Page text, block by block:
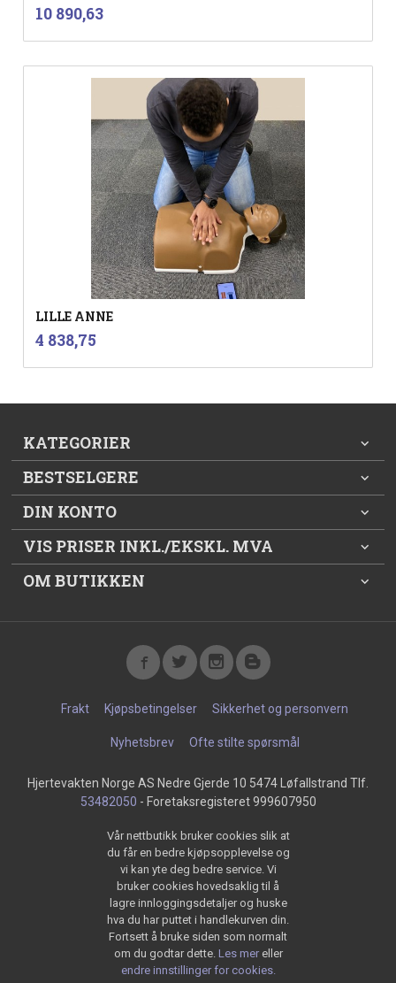
Pris
10 890,63mva.
LILLE ANNE
Pris
4 838,75
KATEGORIER
BESTSELGERE
DIN KONTO
VIS PRISER INKL./EKSKL. MVA
OM BUTIKKEN
Frakt Kjøpsbetingelser Sikkerhet og personvern
Nyhetsbrev Ofte stilte spørsmål
Hjertevakten Norge AS Nedre Gjerde 10 5474 Løfallstrand Tlf.
53482050 - Foretaksregisteret 999607950
Vår nettbutikk bruker cookies slik at
du får en bedre kjøpsopplevelse og
vi kan yte deg bedre service. Vi
bruker cookies hovedsaklig til å
lagre innloggingsdetaljer og huske
hva du har puttet i handlekurven din.
Fortsett å bruke siden som normalt
om du godtar dette. Les mer eller
endre innstillinger for cookies.